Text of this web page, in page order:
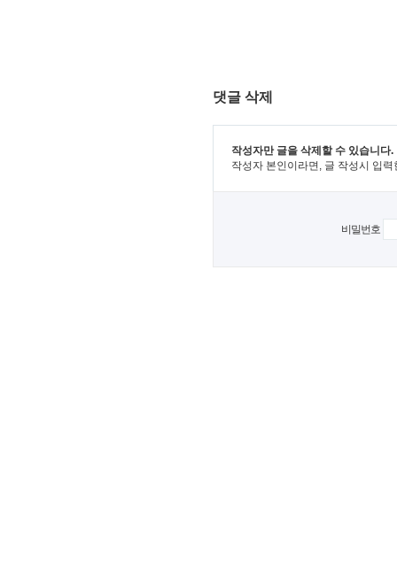
댓글 삭제
작성자만 글을 삭제할 수 있습니다.
작성자 본인이라면, 글 작성시 입
비밀번호